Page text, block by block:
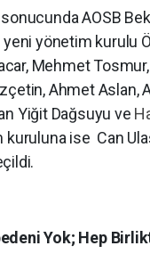
sonucunda AOSB
yeni yönetim kurulu
Mehmet
Ahmet Aslan,
Yiğit Dağsuyu ve
ise Can
Yok; Hep